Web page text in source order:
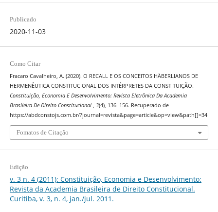
Publicado
2020-11-03
Como Citar
Fracaro Cavalheiro, A. (2020). O RECALL E OS CONCEITOS HÄBERLIANOS DE
HERMENÊUTICA CONSTITUCIONAL DOS INTÉRPRETES DA CONSTITUIÇÃO.
Constituição, Economia E Desenvolvimento: Revista Eletrônica Da Academia
Brasileira De Direito Constitucional , 3(4), 136–156. Recuperado de
https://abdconstojs.com.br/?journal=revista&page=article&op=view&path[]=34
Fomatos de Citação
Edição
v. 3 n. 4 (2011): Constituição, Economia e Desenvolvimento:
Revista da Academia Brasileira de Direito Constitucional.
Curitiba, v. 3, n. 4, jan./jul. 2011.